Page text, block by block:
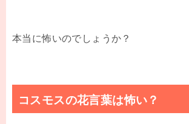
本当に怖いのでしょうか？
コスモスの花言葉は怖い？